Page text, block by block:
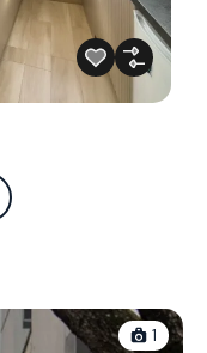
1